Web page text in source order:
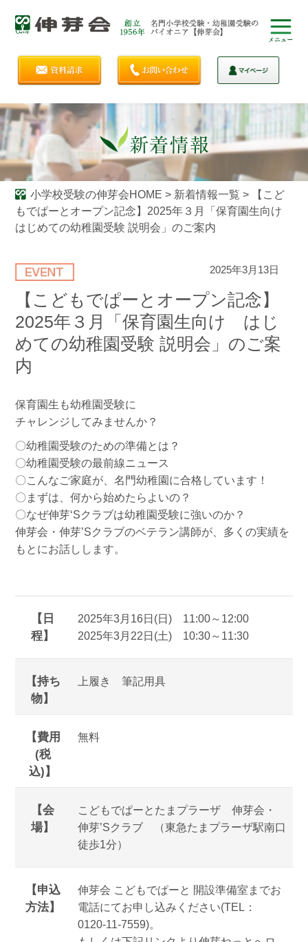
小学校受験の伸芽会HOME > 新着情報一覧 >
【こど
もでぱーとオープン記念】2025年３月「保育園生向け
はじめての幼稚園受験 説明会」のご案内
2025年3月13日
【こどもでぱーとオープン記念】
2025年３月「保育園生向け はじ
めての幼稚園受験 説明会」のご案
内
保育園生も幼稚園受験に
チャレンジしてみませんか？
〇幼稚園受験のための準備とは？
〇幼稚園受験の最前線ニュース
〇こんなご家庭が、名門幼稚園に合格しています！
〇まずは、何から始めたらよいの？
〇なぜ伸芽‘Sクラブは幼稚園受験に強いのか？
伸芽会・伸芽’Sクラブのベテラン講師が、多くの実績を
もとにお話しします。
【日
程】
2025年3月16日(日) 11:00～12:00
2025年3月22日(土) 10:30～11:30
【持ち
物】
上履き 筆記用具
【費用
(税
込)】
無料
【会
場】
こどもでぱーとたまプラーザ 伸芽会・
伸芽’Sクラブ （東急たまプラーザ駅南口
徒歩1分）
【申込
方法】
伸芽会 こどもでぱーと 開設準備室までお
電話にてお申し込みください(TEL：
0120-11-7559)。